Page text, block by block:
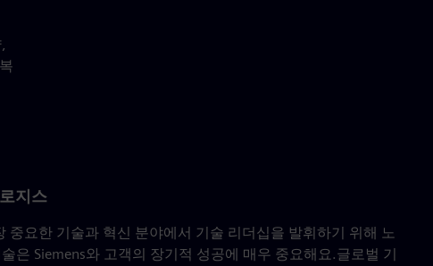
지스
중요한 기술과 혁신 분야에서 기술 리더십을 발휘하기 위해 노
은 Siemens와 고객의 장기적 성공에 매우 중요해요.글로벌 기